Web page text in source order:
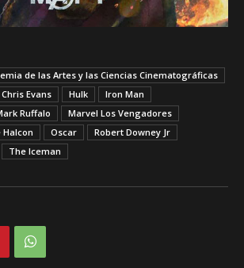
de las Artes y las Ciencias Cinematográficas
Chris Evans Hulk
Iron Man
Ruffalo
Marvel Los Vengadores
Halcon Oscar
Robert Downey Jr
The Iceman